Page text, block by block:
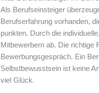
Als Berufseinsteiger
Berufserfahrung vorhanden,
punkten. Durch die
Mitbewerbern ab. Die richtige
Bewerbungsgespräch. Ein
Selbstbewusstsein ist keine
viel Glück.